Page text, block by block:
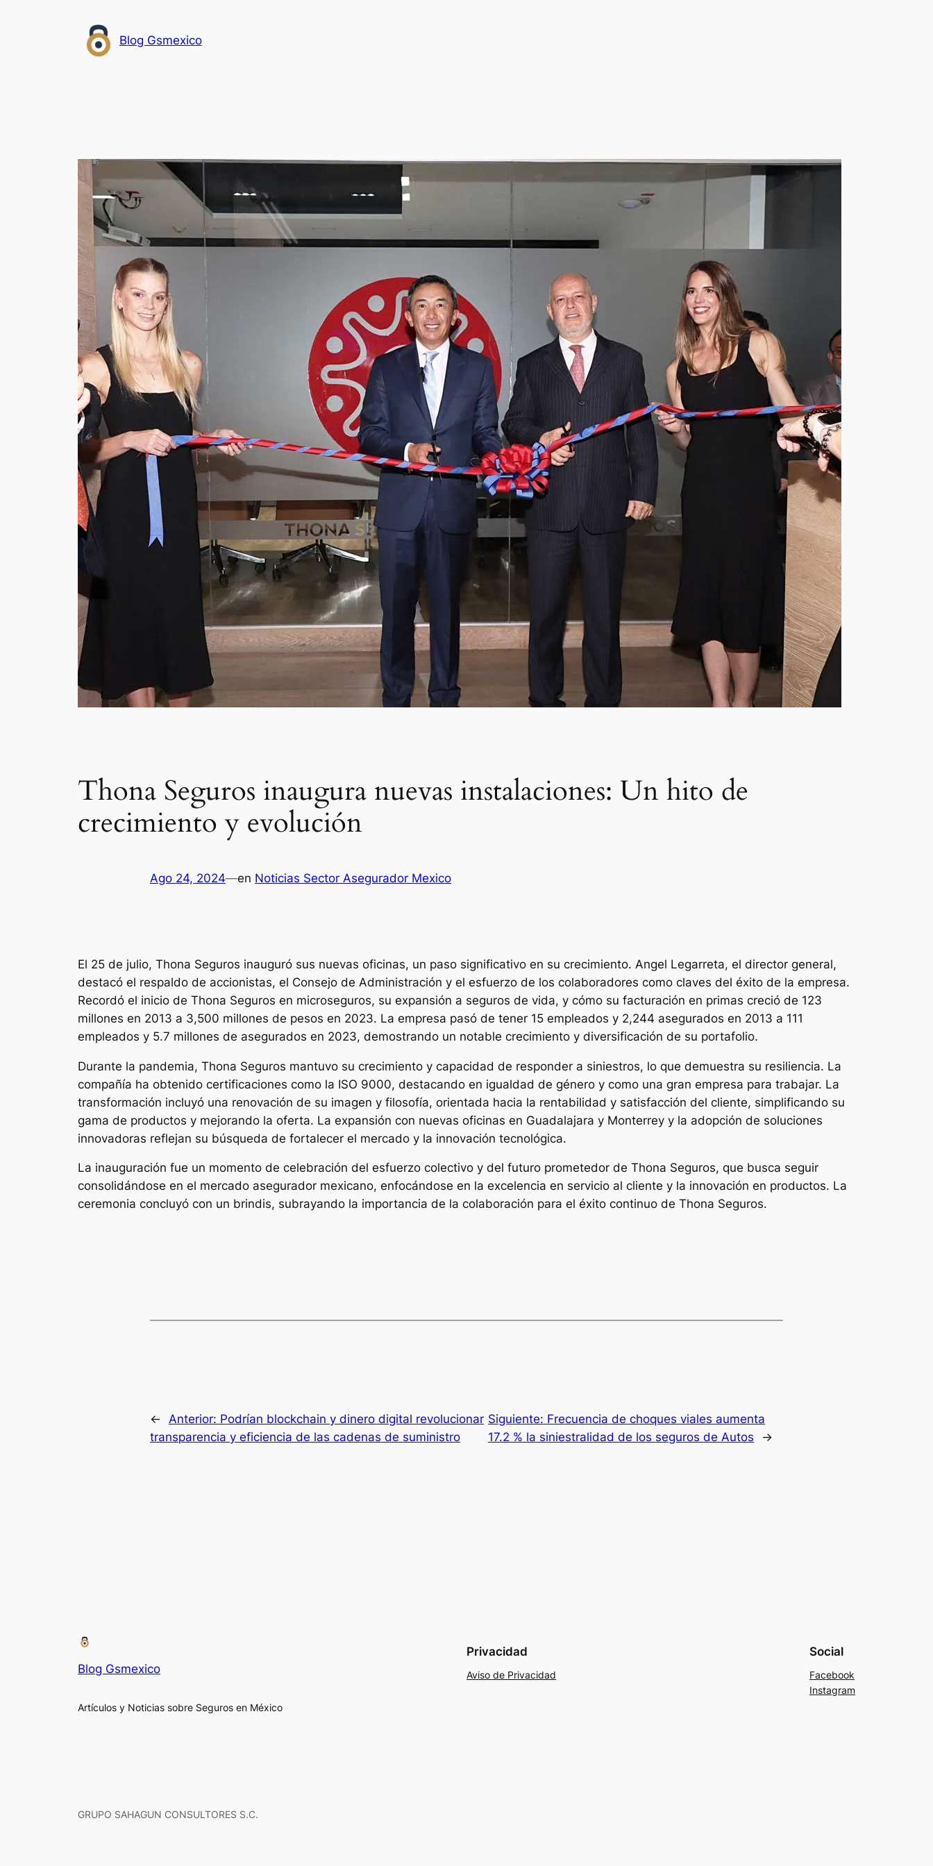
Blog Gsmexico
Thona Seguros inaugura nuevas instalaciones: Un hito de
crecimiento y evolución
Ago 24, 2024—en Noticias Sector Asegurador Mexico
El 25 de julio, Thona Seguros inauguró sus nuevas oficinas, un paso significativo en su crecimiento. Angel Legarreta, el director general,
destacó el respaldo de accionistas, el Consejo de Administración y el esfuerzo de los colaboradores como claves del éxito de la empresa.
Recordó el inicio de Thona Seguros en microseguros, su expansión a seguros de vida, y cómo su facturación en primas creció de 123
millones en 2013 a 3,500 millones de pesos en 2023. La empresa pasó de tener 15 empleados y 2,244 asegurados en 2013 a 111
empleados y 5.7 millones de asegurados en 2023, demostrando un notable crecimiento y diversificación de su portafolio.
Durante la pandemia, Thona Seguros mantuvo su crecimiento y capacidad de responder a siniestros, lo que demuestra su resiliencia. La
compañía ha obtenido certificaciones como la ISO 9000, destacando en igualdad de género y como una gran empresa para trabajar. La
transformación incluyó una renovación de su imagen y filosofía, orientada hacia la rentabilidad y satisfacción del cliente, simplificando su
gama de productos y mejorando la oferta. La expansión con nuevas oficinas en Guadalajara y Monterrey y la adopción de soluciones
innovadoras reflejan su búsqueda de fortalecer el mercado y la innovación tecnológica.
La inauguración fue un momento de celebración del esfuerzo colectivo y del futuro prometedor de Thona Seguros, que busca seguir
consolidándose en el mercado asegurador mexicano, enfocándose en la excelencia en servicio al cliente y la innovación en productos. La
ceremonia concluyó con un brindis, subrayando la importancia de la colaboración para el éxito continuo de Thona Seguros.
← Anterior: Podrían blockchain y dinero digital revolucionar
transparencia y eficiencia de las cadenas de suministro
Siguiente: Frecuencia de choques viales aumenta
17.2 % la siniestralidad de los seguros de Autos
→
Blog Gsmexico
Artículos y Noticias sobre Seguros en México
Privacidad
Aviso de Privacidad
Social
Facebook
Instagram
GRUPO SAHAGUN CONSULTORES S.C.